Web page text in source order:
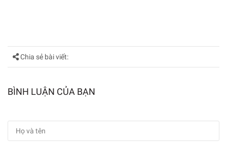
Chia sẻ bài viết:
BÌNH LUẬN CỦA BẠN